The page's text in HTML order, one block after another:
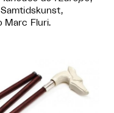
Marc Fluri.